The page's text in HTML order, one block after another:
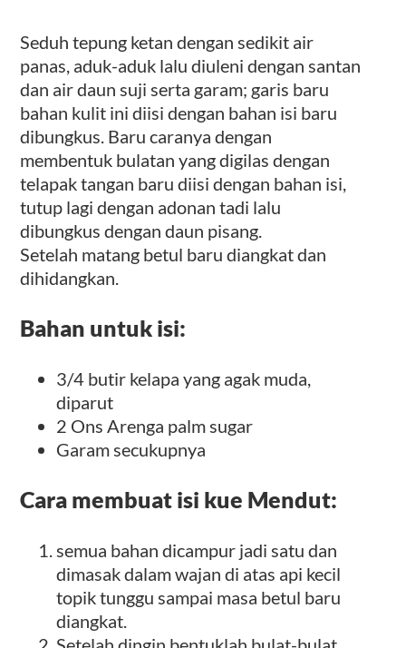
Seduh tepung ketan dengan sedikit air
panas, aduk-aduk lalu diuleni dengan santan
dan air daun suji serta garam; garis baru
bahan kulit ini diisi dengan bahan isi baru
dibungkus. Baru caranya dengan
membentuk bulatan yang digilas dengan
telapak tangan baru diisi dengan bahan isi,
tutup lagi dengan adonan tadi lalu
dibungkus dengan daun pisang.
Setelah matang betul baru diangkat dan
dihidangkan.
Bahan untuk isi:
3/4 butir kelapa yang agak muda,
diparut
2 Ons Arenga palm sugar
Garam secukupnya
Cara membuat isi kue Mendut:
semua bahan dicampur jadi satu dan
dimasak dalam wajan di atas api kecil
topik tunggu sampai masa betul baru
diangkat.